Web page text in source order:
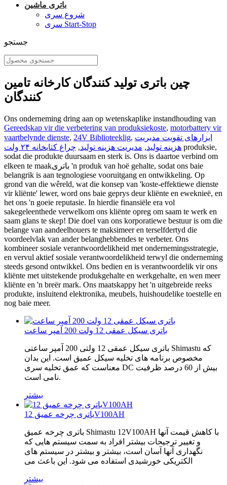
باتری ماشین
شروع سری
سری Start-Stop
جستجو
چین باتری تولید کنندگان کارخانه تامین
کنندگان
Ons onderneming dring aan op wetenskaplike instandhouding van
Gereedskap vir die verbetering van produksiekoste, motorbattery vir
vaartbelynde dienste, 24V Biblioteeklig, ابزارهای تقویت مدیریت
هزینه تولید, مدیریت هزینه تولید, چراغ کتابخانه ۲۴ ولت
produksie,
sodat die produkte duursaam en sterk is. Ons is daartoe verbind om
elkeen te maakباتری 'n produk van hoë gehalte, sodat ons baie
belangrik is aan tegnologiese vooruitgang en ontwikkeling. Op
grond van die wêreld, wat die konsep van 'koste-effektiewe dienste
vir kliënte' lewer, word ons baie geprys deur kliënte en eweknieë, en
het ons 'n goeie reputasie. In hierdie finansiële era vol
sakegeleenthede verwelkom ons kliënte opreg om saam te werk en
saam glans te skep! Die doel van ons korporatiewe bestuur is om die
belange van aandeelhouers te maksimeer en terselfdertyd die
voordeelvlak van ander belanghebbendes te verbeter. Ons
kombineer sosiale verantwoordelikheid met ondernemingsstrategie,
en vervul aktief sosiale verantwoordelikheid terwyl die onderneming
steeds gesond ontwikkel. Ons bedien en is verantwoordelik vir ons
kliënte met uitstekende produkgehalte en werkgehalte, en wen meer
kliënte en 'n breër mark. Ons maatskappy het 'n uitgebreide reeks
produkte, insluitend elektronika, meubels, huishoudelike toestelle en
nog baie meer.
باتری سیکل عمقی 12 ولت 200 آمپر ساعت
باتری سیکل عمقی 12 ولتی 200 آمپر ساعتی Shimastu که
مخصوص برنامه های تخلیه سیکل عمیق است. این بدان
معناست که عمق تخلیه سری DC بیش از 60 درصد ظرفیت
نامی است.
بیشتر
باتری چرخه عمیق 12V100AH
باتری چرخه عمیق Shimastu 12V100AH ​​با کاهش قیمت آنها
و تغییر ترجیحات بیشتر افراد به سمت سیستم هایی که
نگهداری آنها آسان است، بیشتر و بیشتر در سیستم های
الکتریکی خورشیدی استفاده می شود. این باعث می
بیشتر